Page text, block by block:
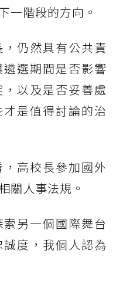
一階段的方向。
仍然具有公共責
選期間是否影響
以及是否妥善處
是值得討論的治
高校長參加國外
關人事法規。
另一個國際舞台
度，我個人認為